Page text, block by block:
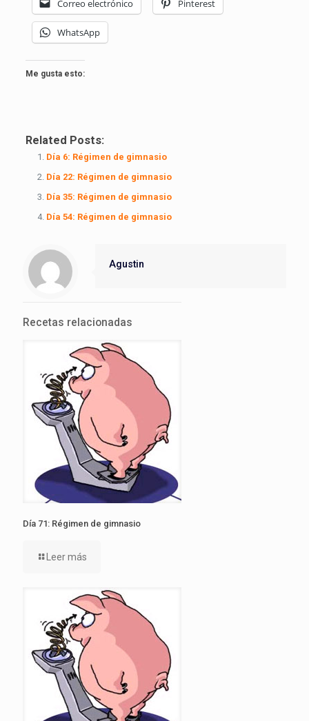
Correo electrónico Pinterest
WhatsApp
Me gusta esto:
Related Posts:
Día 6: Régimen de gimnasio
Día 22: Régimen de gimnasio
Día 35: Régimen de gimnasio
Día 54: Régimen de gimnasio
Agustin
Recetas relacionadas
Día 71: Régimen de gimnasio
Leer más